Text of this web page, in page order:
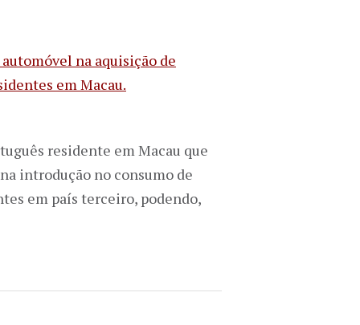
na aquisição de
em Macau.
residente em Macau que
introdução no consumo de
em país terceiro, podendo,